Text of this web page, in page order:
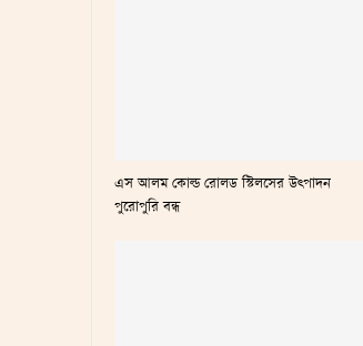
এস আলম কোল্ড রোলড স্টিলসের উৎপাদন
পুরোপুরি বন্ধ